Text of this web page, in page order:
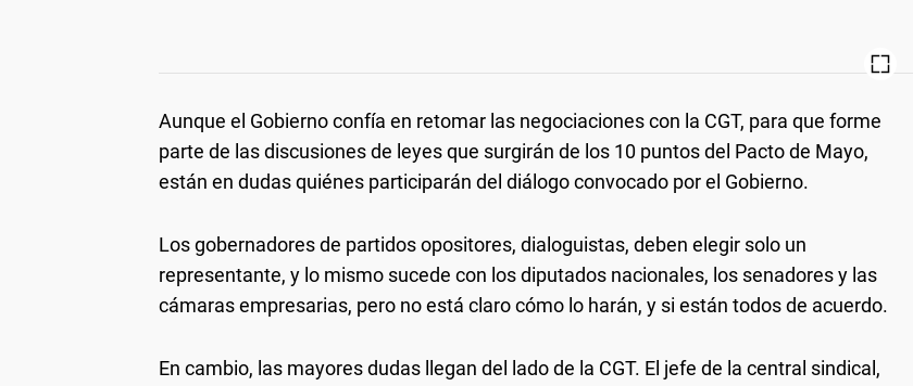
Aunque el Gobierno confía en retomar las negociaciones con la CGT, para que forme
parte de las discusiones de leyes que surgirán de los 10 puntos del Pacto de Mayo,
están en dudas quiénes participarán del diálogo convocado por el Gobierno.
Los gobernadores de partidos opositores, dialoguistas, deben elegir solo un
representante, y lo mismo sucede con los diputados nacionales, los senadores y las
cámaras empresarias, pero no está claro cómo lo harán, y si están todos de acuerdo.
En cambio, las mayores dudas llegan del lado de la CGT. El jefe de la central sindical,